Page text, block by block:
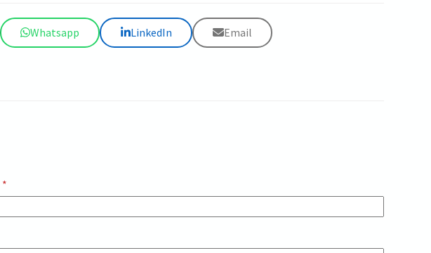
Whatsapp LinkedIn Email
*